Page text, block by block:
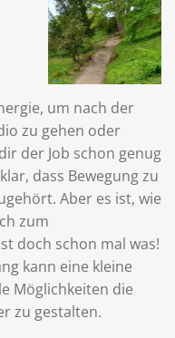
um nach der
zu gehen oder
der Job schon genug
dass Bewegung zu
Aber es ist, wie
zum
doch schon mal was!
kann eine kleine
Möglichkeiten die
zu gestalten.